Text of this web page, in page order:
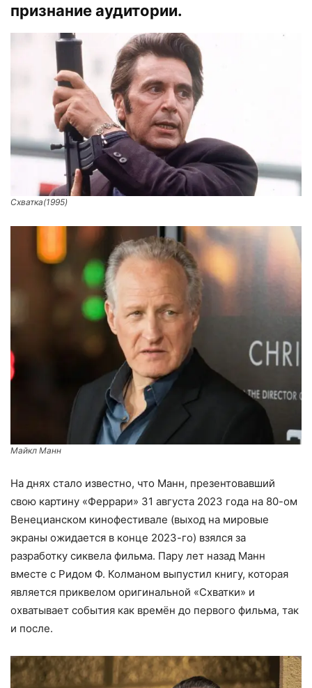
признание аудитории.
Схватка(1995)
Майкл Манн
На днях стало известно, что Манн, презентовавший
свою картину «Феррари» 31 августа 2023 года на 80-ом
Венецианском кинофестивале (выход на мировые
экраны ожидается в конце 2023-го) взялся за
разработку сиквела фильма. Пару лет назад Манн
вместе с Ридом Ф. Колманом выпустил книгу, которая
является приквелом оригинальной «Схватки» и
охватывает события как времён до первого фильма, так
и после.